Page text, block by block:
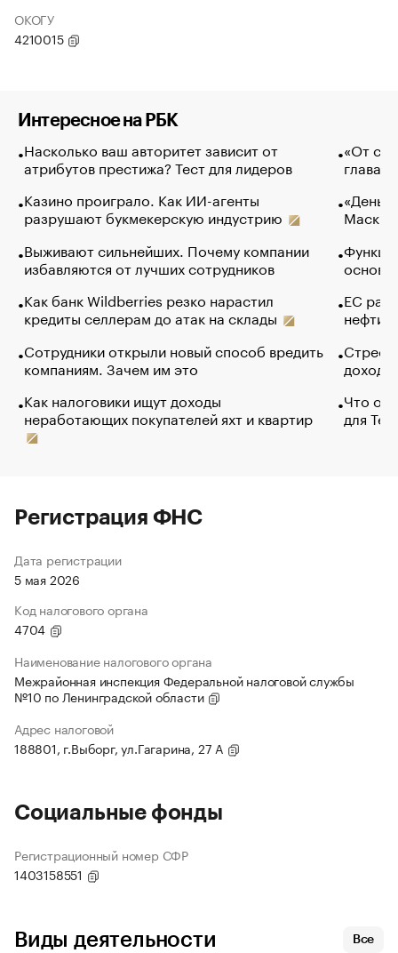
ОКОГУ
4210015
Интересное на РБК
Насколько ваш авторитет зависит от
атрибутов престижа? Тест для лидеров
Казино проиграло. Как ИИ-агенты
разрушают букмекерскую индустрию
Выживают сильнейших. Почему компании
избавляются от лучших сотрудников
Как банк Wildberries резко нарастил
кредиты селлерам до атак на склады
Сотрудники открыли новый способ вредить
компаниям. Зачем им это
Как налоговики ищут доходы
неработающих покупателей яхт и квартир
«От
глава
Маск в
основ
ЕС
нефти
Что
для
Регистрация ФНС
Дата регистрации
5 мая 2026
Код налогового органа
4704
Наименование налогового органа
Межрайонная инспекция Федеральной налоговой службы
№10 по Ленинградской области
Адрес налоговой
188801, г.Выборг, ул.Гагарина, 27 А
Социальные фонды
Регистрационный номер СФР
1403158551
Виды деятельности Все